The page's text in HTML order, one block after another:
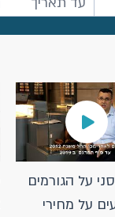
על הגורמים
על מחירי